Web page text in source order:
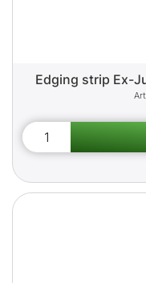
Edging strip Ex-